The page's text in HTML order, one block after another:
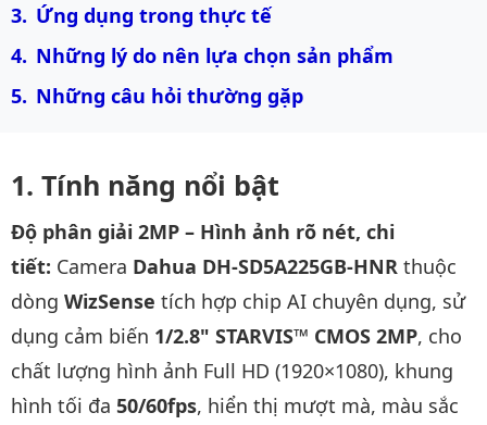
Ứng dụng trong thực tế
Những lý do nên lựa chọn sản phẩm
Những câu hỏi thường gặp
Tính năng nổi bật
Độ phân giải 2MP – Hình ảnh rõ nét, chi
tiết: Camera Dahua DH-SD5A225GB-HNR thuộc
dòng WizSense tích hợp chip AI chuyên dụng, sử
dụng cảm biến 1/2.8" STARVIS™ CMOS 2MP, cho
chất lượng hình ảnh Full HD (1920×1080), khung
hình tối đa 50/60fps, hiển thị mượt mà, màu sắc